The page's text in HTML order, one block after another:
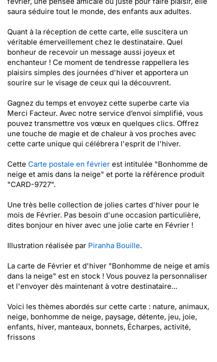
saura séduire tout le monde, des enfants aux adultes.
Quant à la réception de cette carte, elle suscitera un
véritable émerveillement chez le destinataire. Quel
bonheur de recevoir un message aussi joyeux et
enchanteur ! Ce moment de tendresse rappellera les
plaisirs simples des journées d'hiver et apportera un
sourire sur le visage de ceux qui la découvrent.
Gagnez du temps et envoyez cette superbe carte via
Merci Facteur. Avec notre service d’envoi simplifié, vous
pouvez transmettre vos vœux en quelques clics. Offrez
une touche de magie et de chaleur à vos proches avec
cette carte unique qui célébrera l'esprit de l'hiver.
Cette Carte postale en février est intitulée "Bonhomme de
neige et amis dans la neige" et porte la référence produit
"CARD-9727".
Une très belle collection de jolies cartes d'hiver pour le
mois de Février. Pas besoin d'une occasion particulière,
dites bonjour en hiver avec une jolie carte en Février !
Illustration réalisée par Piranha Bouille.
La carte de Février et d'hiver "Bonhomme de neige et amis
dans la neige" est en stock ! Vous pouvez la personnaliser
et l'envoyer dès maintenant à votre destinataire...
Voici les thèmes abordés sur cette carte : nature, animaux,
neige, bonhomme de neige, paysage, détente, jeu, joie,
enfants, hiver, manteaux, bonnets, Écharpes, activité,
frissons